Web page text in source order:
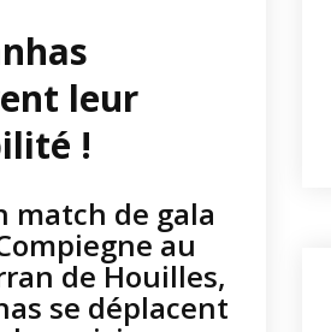
leur
!
match de gala
au
de Houilles,
se déplacent